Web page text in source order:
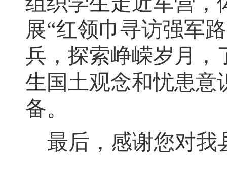
展“红领巾寻访强军
兵 ， 探索峥嵘岁月，
生国土观念和忧患意
备。
最后 ， 感谢您对我